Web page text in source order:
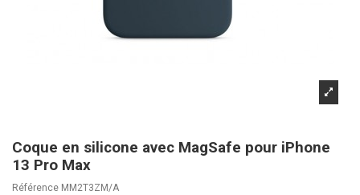
Coque en silicone avec MagSafe pour iPhone
13 Pro Max
Référence MM2T3ZM/A